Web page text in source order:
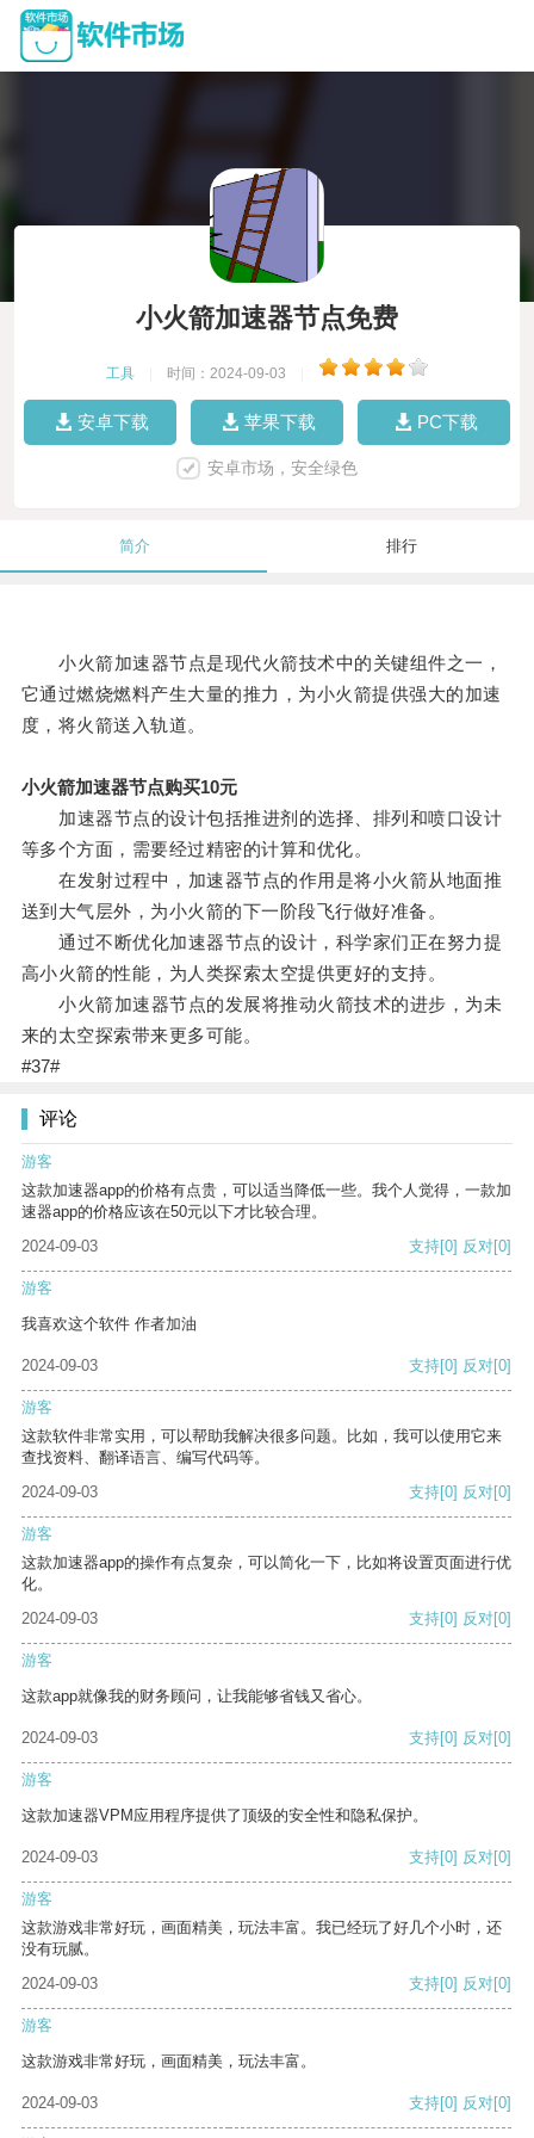
小火箭加速器节点免费
工具 时间：2024-09-03
安卓下载 苹果下载 PC下载
安卓市场，安全绿色
简介 排行
小火箭加速器节点是现代火箭技术中的关键组件之一，
它通过燃烧燃料产生大量的推力，为小火箭提供强大的加速
度，将火箭送入轨道。
小火箭加速器节点购买10元
加速器节点的设计包括推进剂的选择、排列和喷口设计
等多个方面，需要经过精密的计算和优化。
在发射过程中，加速器节点的作用是将小火箭从地面推
送到大气层外，为小火箭的下一阶段飞行做好准备。
通过不断优化加速器节点的设计，科学家们正在努力提
高小火箭的性能，为人类探索太空提供更好的支持。
小火箭加速器节点的发展将推动火箭技术的进步，为未
来的太空探索带来更多可能。
#37#
评论
游客
这款加速器app的价格有点贵，可以适当降低一些。我个人觉得，一款加
速器app的价格应该在50元以下才比较合理。
2024-09-03
支持[0] 反对[0]
游客
我喜欢这个软件 作者加油
2024-09-03 支持[0] 反对[0]
游客
这款软件非常实用，可以帮助我解决很多问题。比如，我可以使用它来
查找资料、翻译语言、编写代码等。
2024-09-03
支持[0] 反对[0]
游客
这款加速器app的操作有点复杂，可以简化一下，比如将设置页面进行优
化。
2024-09-03
支持[0] 反对[0]
游客
这款app就像我的财务顾问，让我能够省钱又省心。
2024-09-03 支持[0] 反对[0]
游客
这款加速器VPM应用程序提供了顶级的安全性和隐私保护。
2024-09-03 支持[0] 反对[0]
游客
这款游戏非常好玩，画面精美，玩法丰富。我已经玩了好几个小时，还
没有玩腻。
2024-09-03
支持[0] 反对[0]
游客
这款游戏非常好玩，画面精美，玩法丰富。
2024-09-03 支持[0] 反对[0]